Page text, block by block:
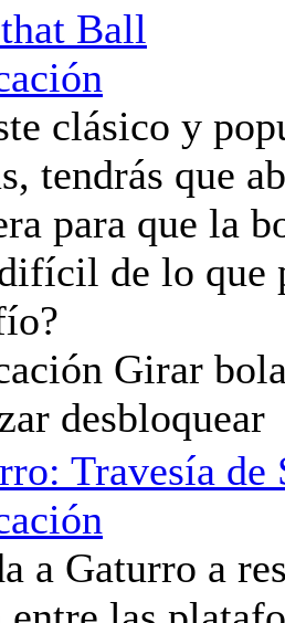
Ball
clásico y
tendrás que
para que la
de lo que
Girar
desbloquear
Travesía de
a Gaturro a